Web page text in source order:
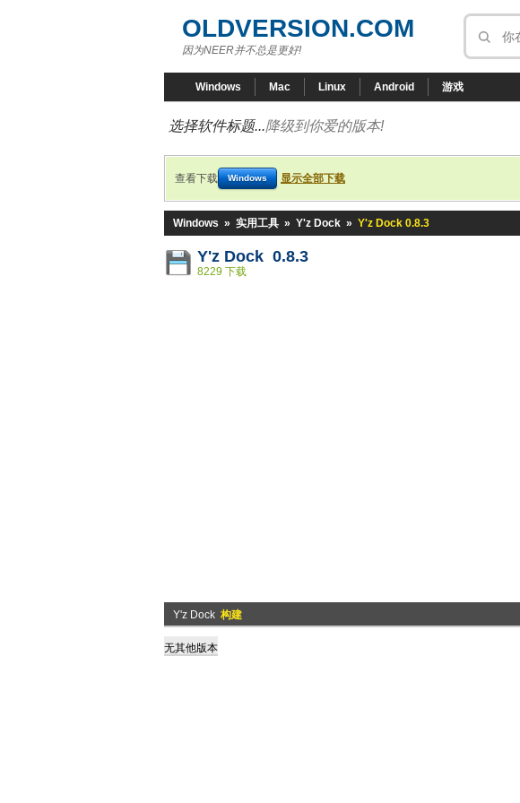
OLDVERSION.COM
因为NEER并不总是更好!
Windows Mac Linux Android 游戏
选择软件标题...降级到你爱的版本!
查看下载 Windows 显示全部下载
Windows » 实用工具 » Y'z Dock » Y'z Dock 0.8.3
Y'z Dock 0.8.3
8229 下载
Y'z Dock 构建
无其他版本